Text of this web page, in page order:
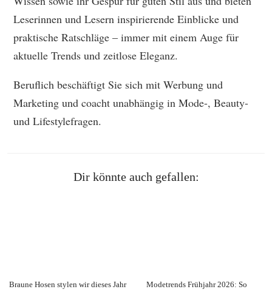
Leserinnen und Lesern inspirierende Einblicke und
praktische Ratschläge – immer mit einem Auge für
aktuelle Trends und zeitlose Eleganz.
Beruflich beschäftigt Sie sich mit Werbung und
Marketing und coacht unabhängig in Mode-, Beauty-
und Lifestylefragen.
Dir könnte auch gefallen:
Braune Hosen stylen wir dieses Jahr
Modetrends Frühjahr 2026: So